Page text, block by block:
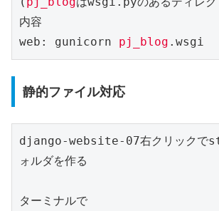
内容
web: gunicorn pj_blog .wsgi
静的ファイル対応
django-website-07右クリック
ォルダを作る
ターミナルで